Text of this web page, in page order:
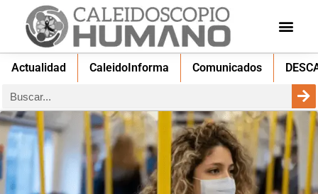
Actualidad CaleidoInforma Comunicados